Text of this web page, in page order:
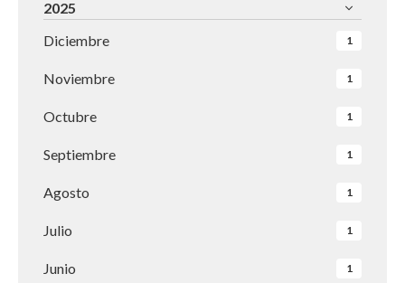
2025
Diciembre
1
Noviembre 1
Octubre 1
Septiembre 1
Agosto 1
Julio 1
Junio 1